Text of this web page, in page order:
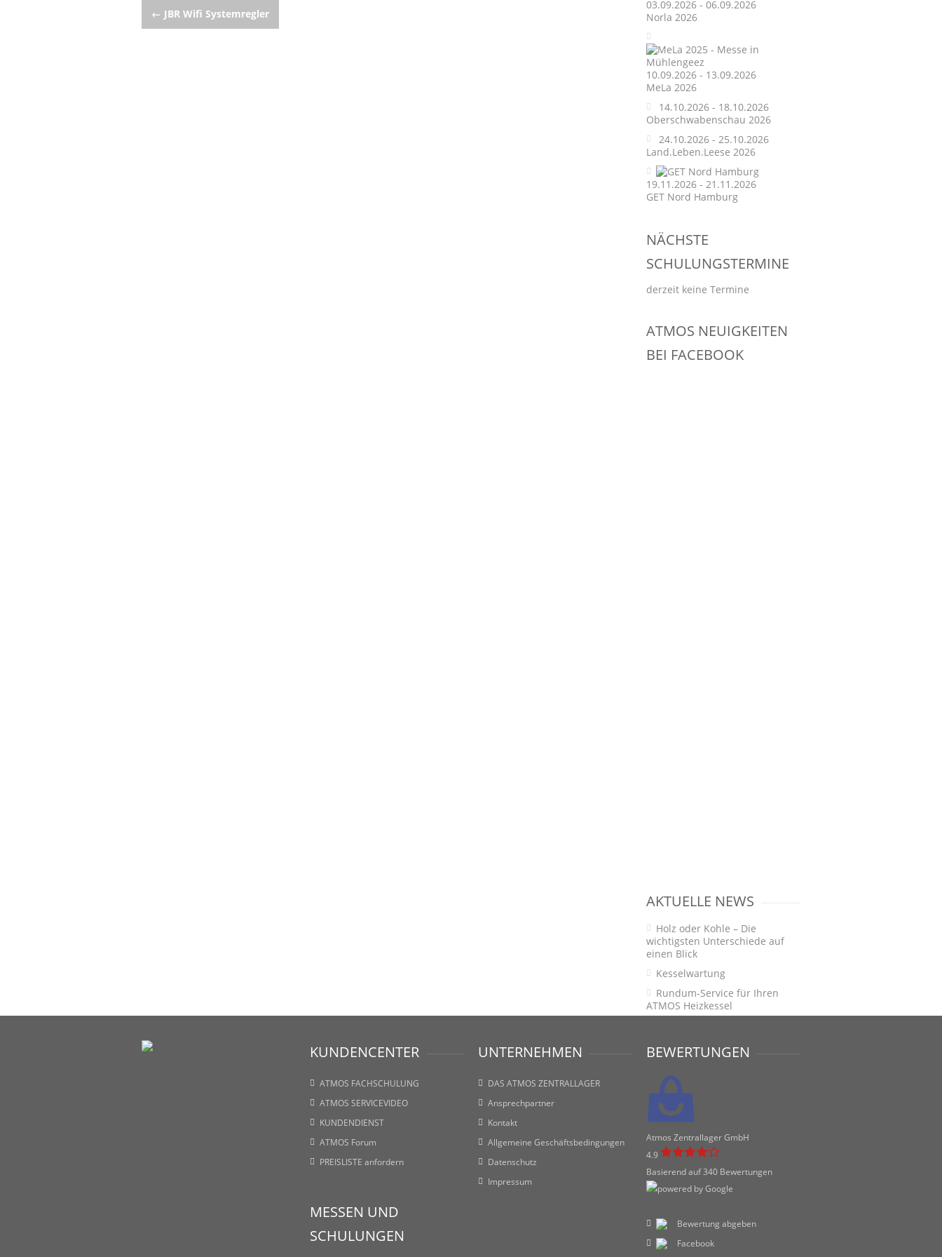
Post
← JBR Wifi Systemregler
03.09.2026 - 06.09.2026
Norla 2026
10.09.2026 - 13.09.2026
MeLa 2026
14.10.2026 - 18.10.2026
Oberschwabenschau 2026
24.10.2026 - 25.10.2026
Land.Leben.Leese 2026
19.11.2026 - 21.11.2026
GET Nord Hamburg
NÄCHSTE
SCHULUNGSTERMINE
derzeit keine Termine
ATMOS NEUIGKEITEN
BEI FACEBOOK
AKTUELLE NEWS
Holz oder Kohle – Die
wichtigsten Unterschiede auf
einen Blick
Kesselwartung
Rundum-Service für Ihren
ATMOS Heizkessel
KUNDENCENTER
ATMOS FACHSCHULUNG
ATMOS SERVICEVIDEO
KUNDENDIENST
ATMOS Forum
PREISLISTE anfordern
MESSEN UND
SCHULUNGEN
UNTERNEHMEN
DAS ATMOS ZENTRALLAGER
Ansprechpartner
Kontakt
Allgemeine Geschäftsbedingungen
Datenschutz
Impressum
BEWERTUNGEN
Atmos Zentrallager GmbH
4.9
Basierend auf 340 Bewertungen
Bewertung abgeben
Facebook